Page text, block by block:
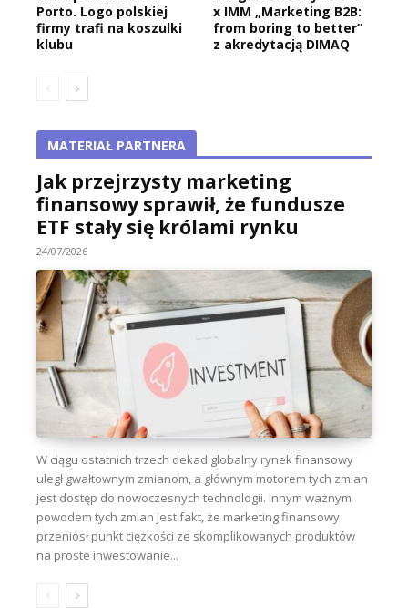
Porto. Logo polskiej
firmy trafi na koszulki
klubu
x IMM „Marketing B2B:
from boring to better”
z akredytacją DIMAQ
MATERIAŁ PARTNERA
Jak przejrzysty marketing
finansowy sprawił, że fundusze
ETF stały się królami rynku
24/07/2026
W ciągu ostatnich trzech dekad globalny rynek finansowy
uległ gwałtownym zmianom, a głównym motorem tych zmian
jest dostęp do nowoczesnych technologii. Innym ważnym
powodem tych zmian jest fakt, że marketing finansowy
przeniósł punkt ciężkości ze skomplikowanych produktów
na proste inwestowanie...